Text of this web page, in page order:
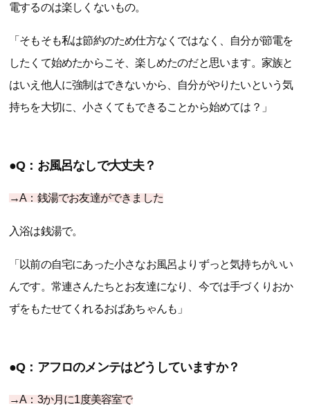
電するのは楽しくないもの。
「そもそも私は節約のため仕方なくではなく、自分が節電を
したくて始めたからこそ、楽しめたのだと思います。家族と
はいえ他人に強制はできないから、自分がやりたいという気
持ちを大切に、小さくてもできることから始めては？」
●Q：お風呂なしで大丈夫？
→A：銭湯でお友達ができました
入浴は銭湯で。
「以前の自宅にあった小さなお風呂よりずっと気持ちがいい
んです。常連さんたちとお友達になり、今では手づくりおか
ずをもたせてくれるおばあちゃんも」
●Q：アフロのメンテはどうしていますか？
→A：3か月に1度美容室で